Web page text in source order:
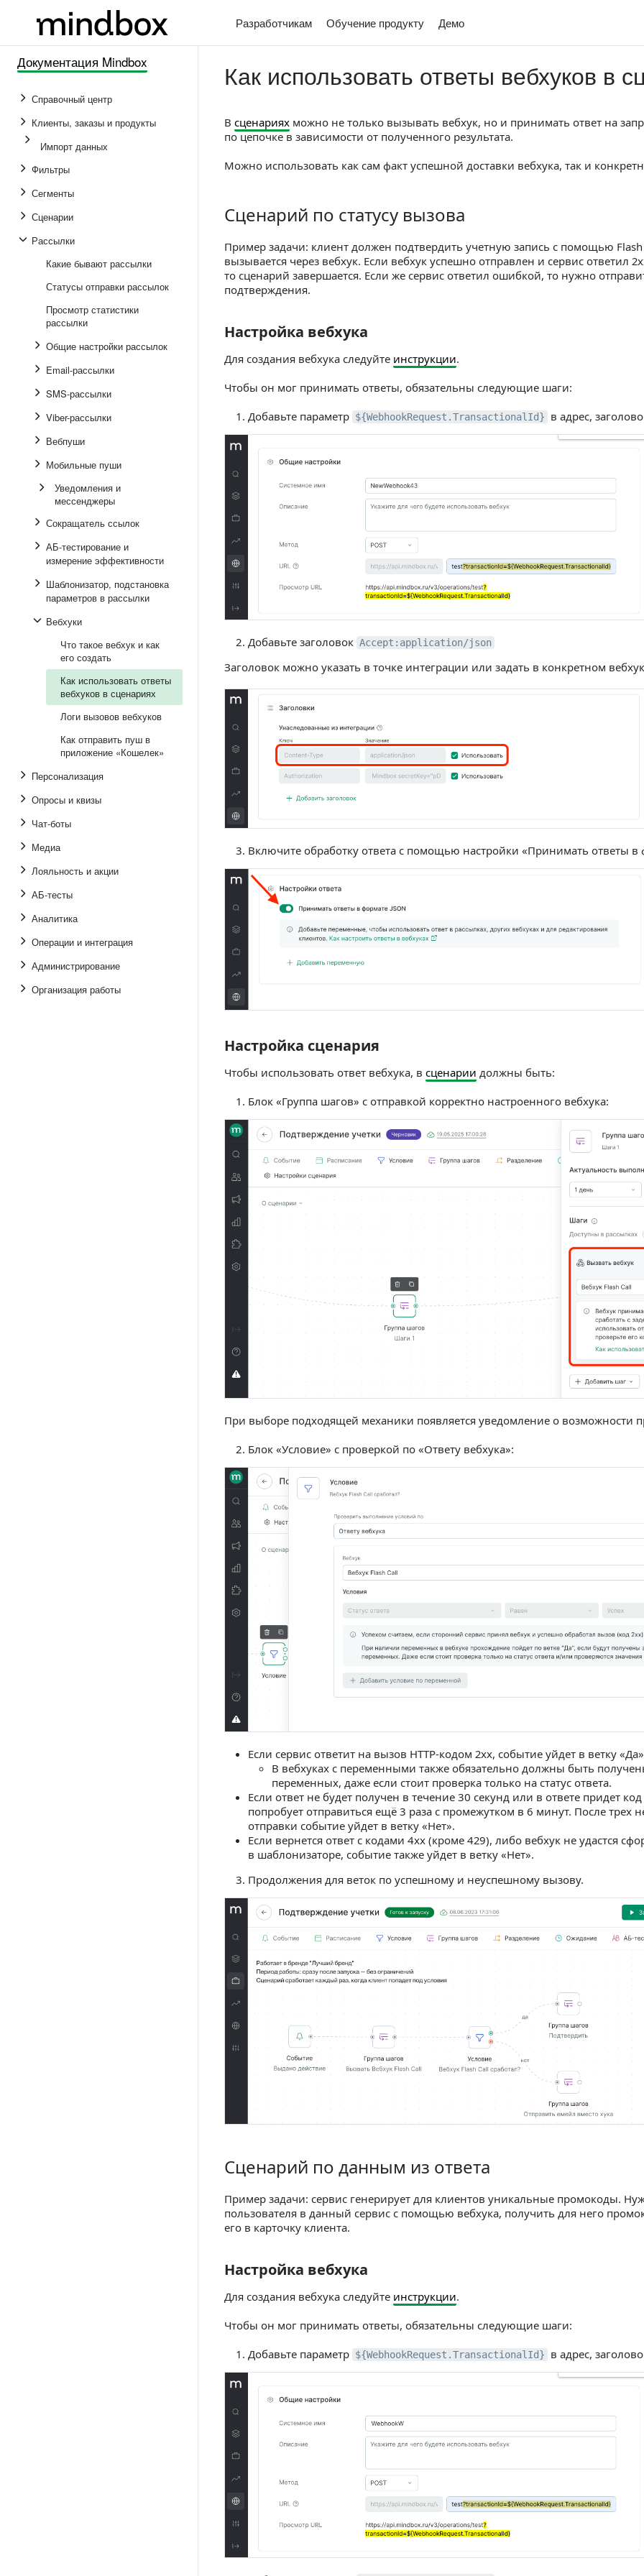
Разработчикам Обучение продукту Демо
Документация Mindbox
Справочный центр
Клиенты, заказы и продукты
Импорт данных
Фильтры
Сегменты
Сценарии
Рассылки
Какие бывают рассылки
Статусы отправки рассылок
Просмотр статистики
рассылки
Общие настройки рассылок
Email-рассылки
SMS-рассылки
Viber-рассылки
Вебпуши
Мобильные пуши
Уведомления и
мессенджеры
Сокращатель ссылок
АБ-тестирование и
измерение эффективности
Шаблонизатор, подстановка
параметров в рассылки
Вебхуки
Что такое вебхук и как
его создать
Как использовать ответы
вебхуков в сценариях
Логи вызовов вебхуков
Как отправить пуш в
приложение «Кошелек»
Персонализация
Опросы и квизы
Чат-боты
Медиа
Лояльность и акции
АБ-тесты
Аналитика
Операции и интеграция
Администрирование
Организация работы
Как использовать ответы вебхуков в
В сценариях можно не только вызывать вебхук, но и принимать ответ на
по цепочке в зависимости от полученного результата.
Можно использовать как сам факт успешной доставки вебхука, так и
Сценарий по статусу вызова
Сценарий по статусу вызова
Пример задачи: клиент должен подтвердить учетную запись с помощью
вызывается через вебхук. Если вебхук успешно отправлен и сервис ответил
то сценарий завершается. Если же сервис ответил ошибкой, то нужно
подтверждения.
Настройка вебхука
Настройка вебхука
Для создания вебхука следуйте инструкции.
Чтобы он мог принимать ответы, обязательны следующие шаги:
Добавьте параметр ${WebhookRequest.TransactionalId} в адрес,
Добавьте заголовок Accept:application/json
Заголовок можно указать в точке интеграции или задать в конкретном
Включите обработку ответа с помощью настройки «Принимать ответы в
Настройка сценария
Настройка сценария
Чтобы использовать ответ вебхука, в сценарии должны быть:
Блок «Группа шагов» с отправкой корректно настроенного вебхука:
При выборе подходящей механики появляется уведомление о возможности
Блок «Условие» с проверкой по «Ответу вебхука»:
Если сервис ответит на вызов HTTP-кодом 2xx, событие уйдет в ветку
В вебхуках с переменными также обязательно должны быть
переменных, даже если стоит проверка только на статус ответа.
Если ответ не будет получен в течение 30 секунд или в ответе придет
попробует отправиться ещё 3 раза с промежутком в 6 минут. После трех
отправки событие уйдет в ветку «Нет».
Если вернется ответ с кодами 4xx (кроме 429), либо вебхук не удастся
в шаблонизаторе, событие также уйдет в ветку «Нет».
Продолжения для веток по успешному и неуспешному вызову.
Сценарий по данным из ответа
Сценарий по данным из ответа
Пример задачи: сервис генерирует для клиентов уникальные промокоды.
пользователя в данный сервис с помощью вебхука, получить для него
его в карточку клиента.
Настройка вебхука
Настройка вебхука
Для создания вебхука следуйте инструкции.
Чтобы он мог принимать ответы, обязательны следующие шаги:
Добавьте параметр ${WebhookRequest.TransactionalId} в адрес,